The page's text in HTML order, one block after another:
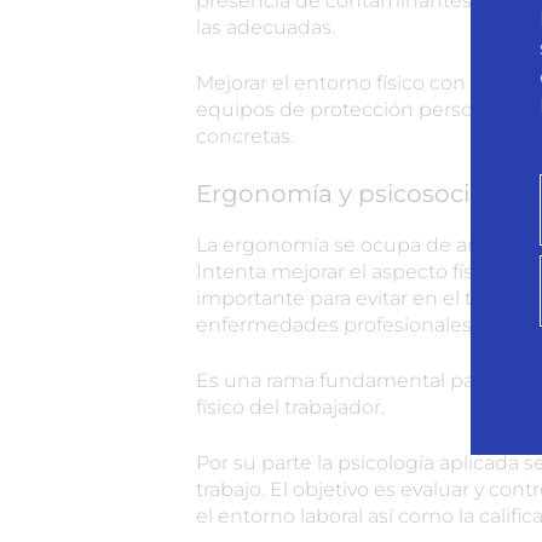
las adecuadas.
Mejorar el entorno físico con
equipos de protección personal o
concretas.
Ergonomía y psicosociología
La ergonomía se ocupa de analizar
Intenta mejorar el aspecto físico
importante para evitar en el
enfermedades profesionales.
Es una rama fundamental para
físico del trabajador.
Por su parte la psicología aplicada
trabajo. El objetivo es evaluar y
el entorno laboral así como la